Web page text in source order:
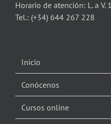
Horario de atención: L. a V.
Tel.: (+34) 644 267 228
Inicio
Conócenos
Cursos online